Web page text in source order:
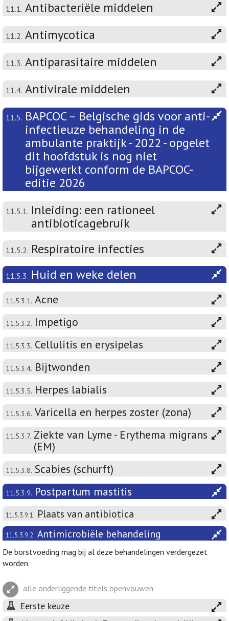
11.1. Antibacteriële middelen
11.2. Antimycotica
11.3. Antiparasitaire middelen
11.4. Antivirale middelen
11.5. BAPCOC – Belgische gids voor anti-
infectieuze behandeling in de
ambulante praktijk - 2022 - opgelet
dit hoofdstuk is nog niet
bijgewerkt conform de BAPCOC-
editie 2026
11.5.1. Inleiding: een rationeel
antibioticagebruik
11.5.2. Respiratoire infecties
11.5.3. Huid en weke delen
11.5.3.1. Acne
11.5.3.2. Impetigo
11.5.3.3. Cellulitis en erysipelas
11.5.3.4. Bijtwonden
11.5.3.5. Herpes labialis
11.5.3.6. Varicella en herpes zoster (zona)
11.5.3.7. Ziekte van Lyme - Erythema migrans
(EM)
11.5.3.8. Scabies (schurft)
11.5.3.9. Postpartum mastitis
11.5.3.9.1. Plaats van antibiotica
11.5.3.9.2. Antimicrobiële behandeling
De borstvoeding mag bij al deze behandelingen verdergezet
worden.
alle onderliggende titels openvouwen
Eerste keuze